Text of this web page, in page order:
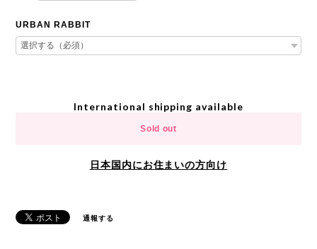
URBAN RABBIT
International shipping available
Sold out
日本国内にお住まいの方向け
通報する